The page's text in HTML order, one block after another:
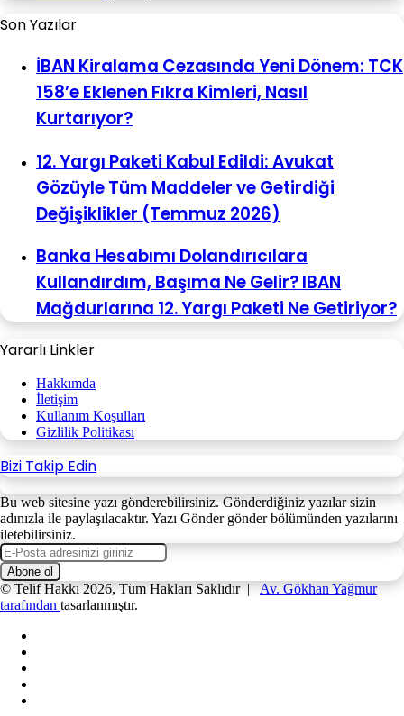
Son Yazılar
İBAN Kiralama Cezasında Yeni Dönem: TCK
158’e Eklenen Fıkra Kimleri, Nasıl
Kurtarıyor?
12. Yargı Paketi Kabul Edildi: Avukat
Gözüyle Tüm Maddeler ve Getirdiği
Değişiklikler (Temmuz 2026)
Banka Hesabımı Dolandırıcılara
Kullandırdım, Başıma Ne Gelir? IBAN
Mağdurlarına 12. Yargı Paketi Ne Getiriyor?
Yararlı Linkler
Hakkımda
İletişim
Kullanım Koşulları
Gizlilik Politikası
Bizi Takip Edin
Bu web sitesine yazı gönderebilirsiniz. Gönderdiğiniz yazılar sizin
adınızla ile paylaşılacaktır. Yazı Gönder gönder bölümünden yazılarını
iletebilirsiniz.
E-
Posta
adresinizi
giriniz
© Telif Hakkı 2026, Tüm Hakları Saklıdır |Av. Gökhan Yağmur
tarafından tasarlanmıştır.